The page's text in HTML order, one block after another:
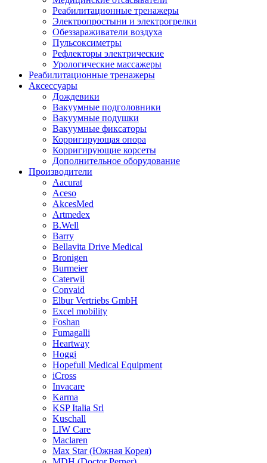
Реабилитационные тренажеры
Электропростыни и электрогрелки
Обеззараживатели воздуха
Пульсоксиметры
Рефлекторы электрические
Урологические массажеры
Реабилитационные тренажеры
Аксессуары
Дождевики
Вакуумные подголовники
Вакуумные подушки
Вакуумные фиксаторы
Корригирующая опора
Корригирующие корсеты
Дополнительное оборудование
Производители
Aacurat
Aceso
AkcesMed
Artmedex
B.Well
Barry
Bellavita Drive Medical
Bronigen
Burmeier
Caterwil
Convaid
Elbur Vertriebs GmbH
Excel mobility
Foshan
Fumagalli
Heartway
Hoggi
Hopefull Medical Equipment
iCross
Invacare
Karma
KSP Italia Srl
Kuschall
LIW Care
Maclaren
Max Star (Южная Корея)